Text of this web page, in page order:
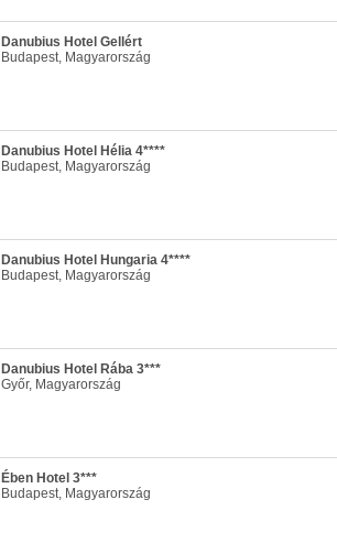
Danubius Hotel Gellért
Budapest, Magyarország
Danubius Hotel Hélia 4****
Budapest, Magyarország
Danubius Hotel Hungaria 4****
Budapest, Magyarország
Danubius Hotel Rába 3***
Győr, Magyarország
Ében Hotel 3***
Budapest, Magyarország